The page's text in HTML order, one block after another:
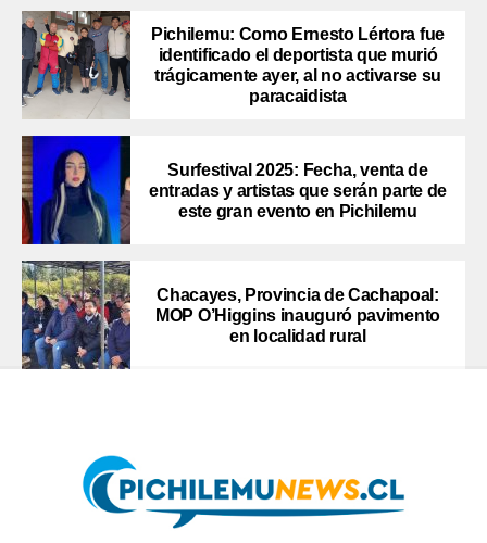
Pichilemu: Como Ernesto Lértora fue
identificado el deportista que murió
trágicamente ayer, al no activarse su
paracaidista
Surfestival 2025: Fecha, venta de
entradas y artistas que serán parte de
este gran evento en Pichilemu
Chacayes, Provincia de Cachapoal:
MOP O’Higgins inauguró pavimento
en localidad rural